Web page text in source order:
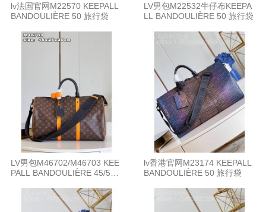
lv法国官网M22570 KEEPALL
BANDOULIÈRE 50 旅行袋
LV男包M22532牛仔布KEEPA
LL BANDOULIÈRE 50 旅行袋
LV男包M46702/M46703 KEE
PALL BANDOULIÈRE 45/55
lv香港官网M23174 KEEPALL
BANDOULIÈRE 50 旅行袋